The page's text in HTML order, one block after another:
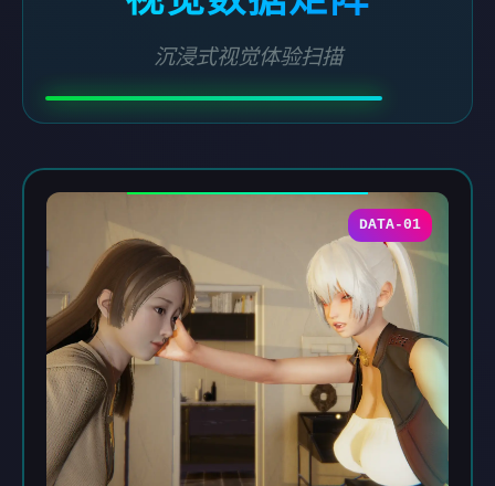
沉浸式视觉体验扫描
DATA-01